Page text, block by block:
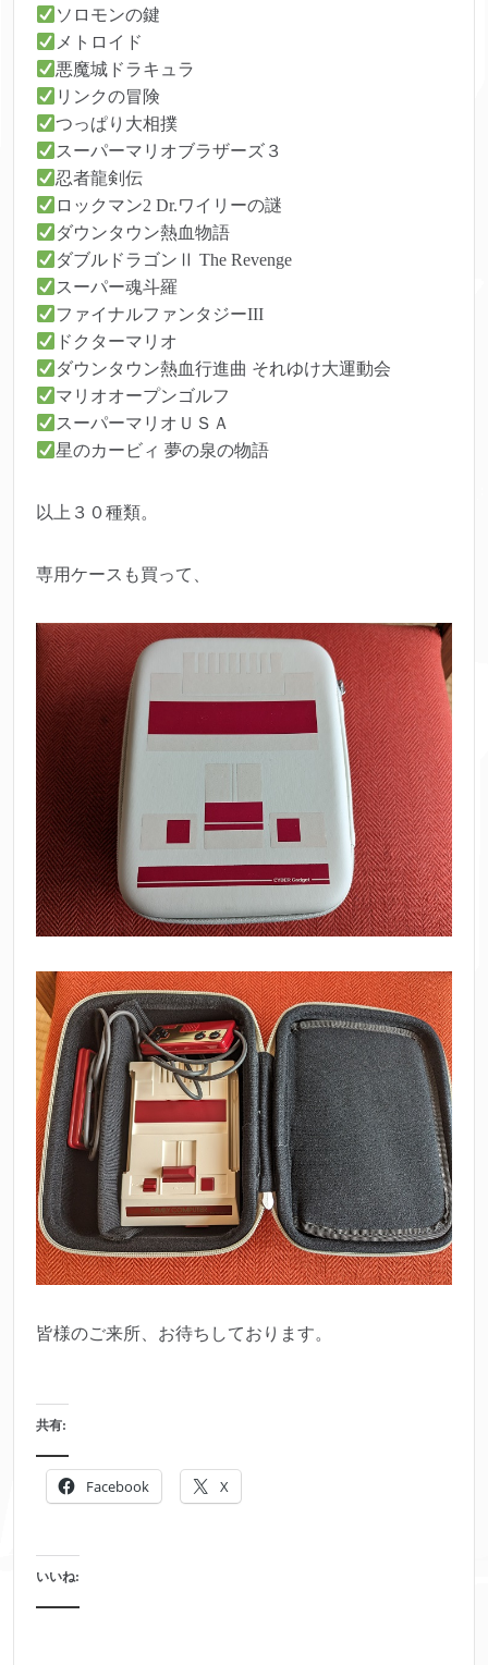
ソロモンの鍵
メトロイド
悪魔城ドラキュラ
リンクの冒険
つっぱり大相撲
スーパーマリオブラザーズ３
忍者龍剣伝
ロックマン2 Dr.ワイリーの謎
ダウンタウン熱血物語
ダブルドラゴンⅡ The Revenge
スーパー魂斗羅
ファイナルファンタジーIII
ドクターマリオ
ダウンタウン熱血行進曲 それゆけ大運動会
マリオオープンゴルフ
スーパーマリオＵＳＡ
星のカービィ 夢の泉の物語
以上３０種類。
専用ケースも買って、
皆様のご来所、お待ちしております。
共有:
Facebook X
いいね: